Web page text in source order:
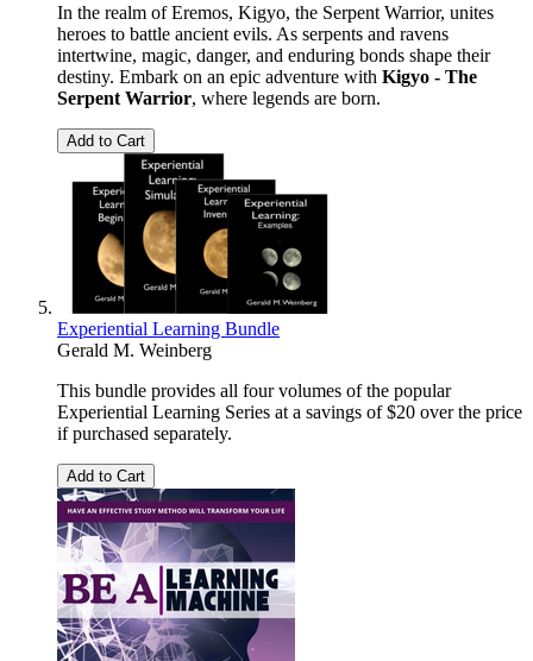
In the realm of Eremos, Kigyo, the Serpent Warrior, unites
heroes to battle ancient evils. As serpents and ravens
intertwine, magic, danger, and enduring bonds shape their
destiny. Embark on an epic adventure with Kigyo - The
Serpent Warrior, where legends are born.
Add to Cart
Experiential Learning Bundle
Gerald M. Weinberg
This bundle provides all four volumes of the popular
Experiential Learning Series at a savings of $20 over the price
if purchased separately.
Add to Cart